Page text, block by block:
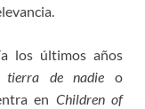
los últimos años
tierra de nadie o
en Children of